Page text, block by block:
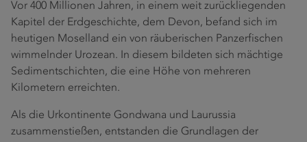
Vor 400 Millionen Jahren, in einem weit zurückliegenden
Kapitel der Erdgeschichte, dem Devon, befand sich im
heutigen Moselland ein von räuberischen Panzerfischen
wimmelnder Urozean. In diesem bildeten sich mächtige
Sedimentschichten, die eine Höhe von mehreren
Kilometern erreichten.
Als die Urkontinente Gondwana und Laurussia
zusammenstießen, entstanden die Grundlagen der